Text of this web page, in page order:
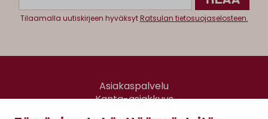
Tilaamalla uutiskirjeen hyväksytRatsulan tietosuojaselosteen.
Asiakaspalvelu
Kanta-asiakkuus